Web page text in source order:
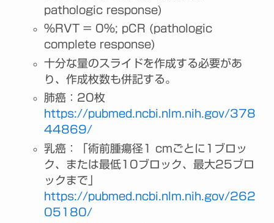
pathologic response)
%RVT = 0%; pCR (pathologic
complete response)
十分な量のスライドを作成する必要があ
り、作成枚数も併記する。
肺癌：20枚
https://pubmed.ncbi.nlm.nih.gov/378
44869/
乳癌：「術前腫瘍径1 cmごとに1ブロッ
ク、または最低10ブロック、最大25ブロ
ックまで」
https://pubmed.ncbi.nlm.nih.gov/262
05180/